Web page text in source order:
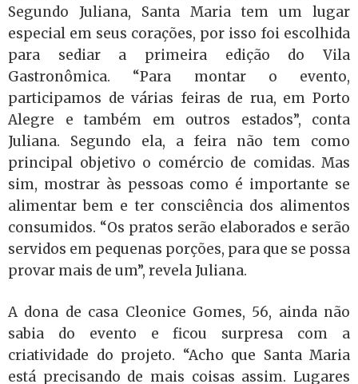
Segundo Juliana, Santa Maria tem um lugar
especial em seus corações, por isso foi escolhida
para sediar a primeira edição do Vila
Gastronômica. “Para montar o evento,
participamos de várias feiras de rua, em Porto
Alegre e também em outros estados”, conta
Juliana. Segundo ela, a feira não tem como
principal objetivo o comércio de comidas. Mas
sim, mostrar às pessoas como é importante se
alimentar bem e ter consciência dos alimentos
consumidos. “Os pratos serão elaborados e serão
servidos em pequenas porções, para que se possa
provar mais de um”, revela Juliana.
A dona de casa Cleonice Gomes, 56, ainda não
sabia do evento e ficou surpresa com a
criatividade do projeto. “Acho que Santa Maria
está precisando de mais coisas assim. Lugares